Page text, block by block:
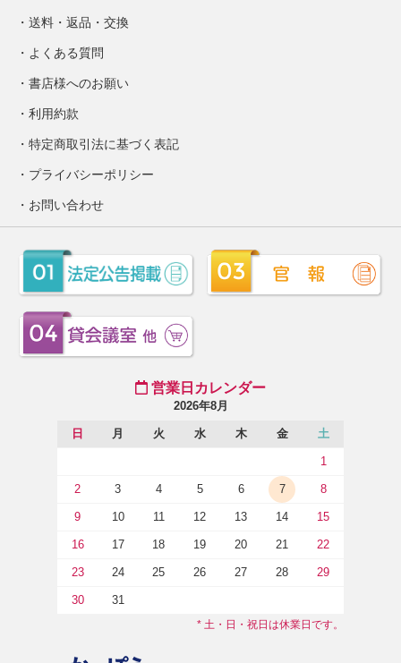
送料・返品・交換
よくある質問
書店様へのお願い
利用約款
特定商取引法に基づく表記
プライバシーポリシー
お問い合わせ
営業日カレンダー
2026年8月
日 月 火 水 木 金 土
1
2 3 4 5 6 7 8
9 10 11 12 13 14 15
16 17 18 19 20 21 22
23 24 25 26 27 28 29
30 31
* 土・日・祝日は休業日です。